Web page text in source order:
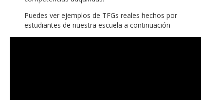
Puedes ver ejemplos de TFGs reales hechos por
estudiantes de nuestra escuela a continuación